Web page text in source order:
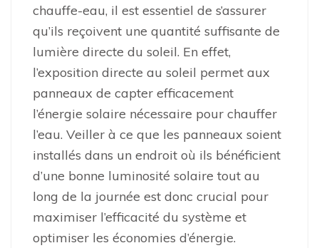
chauffe-eau, il est essentiel de s’assurer
qu’ils reçoivent une quantité suffisante de
lumière directe du soleil. En effet,
l’exposition directe au soleil permet aux
panneaux de capter efficacement
l’énergie solaire nécessaire pour chauffer
l’eau. Veiller à ce que les panneaux soient
installés dans un endroit où ils bénéficient
d’une bonne luminosité solaire tout au
long de la journée est donc crucial pour
maximiser l’efficacité du système et
optimiser les économies d’énergie.